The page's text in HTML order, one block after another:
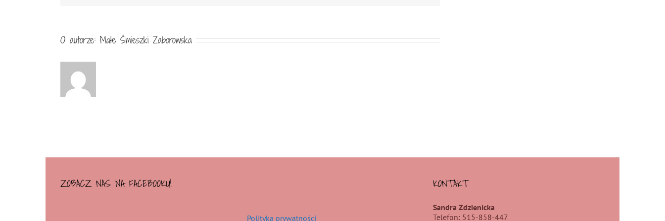
O autorze: Małe Śmieszki Zaborowska
ZOBACZ NAS NA FACEBOOKU!
Polityka prywatności
KONTAKT
Sandra Zdzienicka
Telefon: 515-858-447